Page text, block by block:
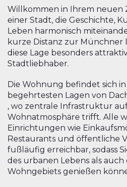
Willkommen in Ihrem neuen
einer Stadt, die Geschichte,
Leben harmonisch
kurze Distanz zur Münchner
diese Lage besonders
Stadtliebhaber.
Die Wohnung befindet sich
begehrtesten Lagen von
, wo zentrale Infrastruktur
Wohnatmosphäre trifft. Alle
Einrichtungen wie
Restaurants und öffentliche
fußläufig erreichbar, sodass
des urbanen Lebens als auch
Wohngebiets genießen